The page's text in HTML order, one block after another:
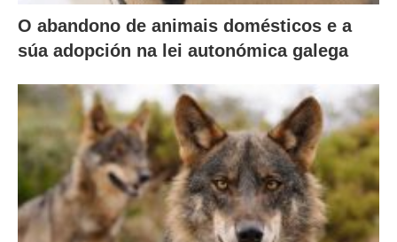
O abandono de animais domésticos e a
súa adopción na lei autonómica galega